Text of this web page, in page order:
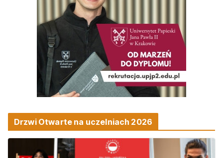
Drzwi Otwarte na uczelniach 2026